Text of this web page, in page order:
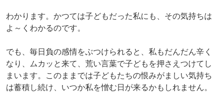
わかります。かつては子どもだった私にも、その気持ちは
よ～くわかるのです。
でも、毎日負の感情をぶつけられると、私もだんだん辛く
なり、ムカッと来て、荒い言葉で子どもを押さえつけてし
まいます。このままでは子どもたちの恨みがましい気持ち
は蓄積し続け、いつか私を憎む日が来るかもしれません。